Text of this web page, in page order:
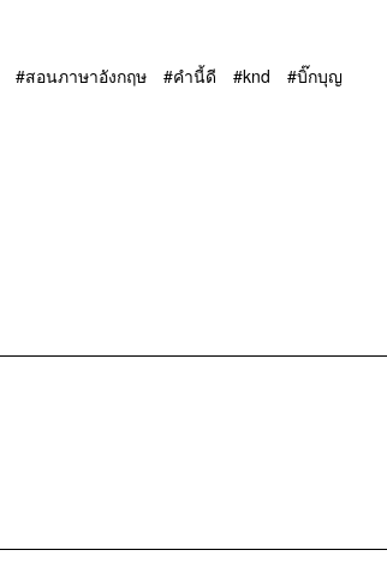
สอนภาษาอังกฤษ คำนี้ดี knd
บิ๊กบุญ